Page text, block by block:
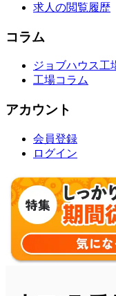
求人の閲覧履歴
コラム
ジョブハウス工
工場コラム
アカウント
会員登録
ログイン